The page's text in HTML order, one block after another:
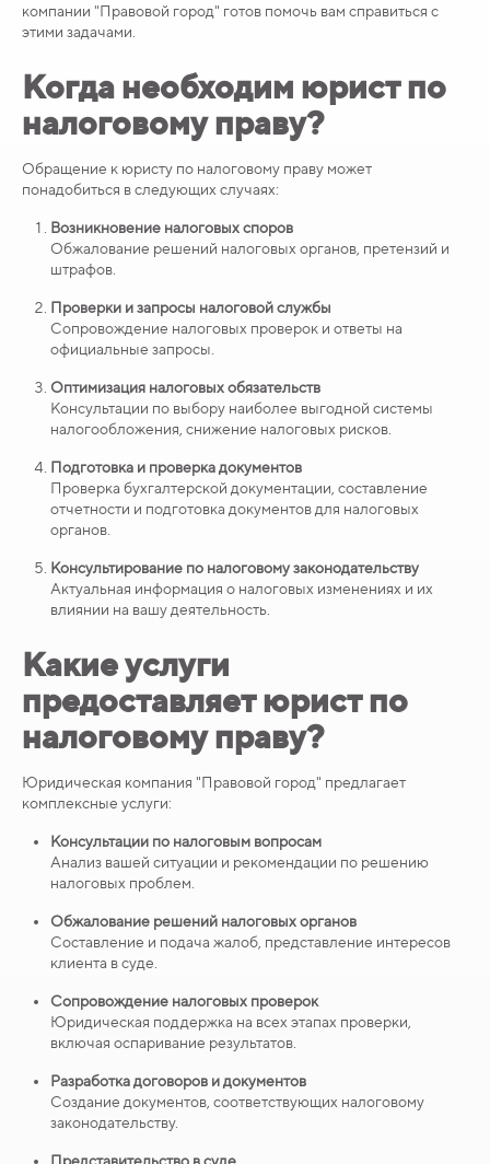
компании "Правовой город" готов помочь вам справиться с
этими задачами.
Когда необходим юрист по
налоговому праву?
Обращение к юристу по налоговому праву может
понадобиться в следующих случаях:
Возникновение налоговых споров
Обжалование решений налоговых органов, претензий и
штрафов.
Проверки и запросы налоговой службы
Сопровождение налоговых проверок и ответы на
официальные запросы.
Оптимизация налоговых обязательств
Консультации по выбору наиболее выгодной системы
налогообложения, снижение налоговых рисков.
Подготовка и проверка документов
Проверка бухгалтерской документации, составление
отчетности и подготовка документов для налоговых
органов.
Консультирование по налоговому законодательству
Актуальная информация о налоговых изменениях и их
влиянии на вашу деятельность.
Какие услуги
предоставляет юрист по
налоговому праву?
Юридическая компания "Правовой город" предлагает
комплексные услуги:
Консультации по налоговым вопросам
Анализ вашей ситуации и рекомендации по решению
налоговых проблем.
Обжалование решений налоговых органов
Составление и подача жалоб, представление интересов
клиента в суде.
Сопровождение налоговых проверок
Юридическая поддержка на всех этапах проверки,
включая оспаривание результатов.
Разработка договоров и документов
Создание документов, соответствующих налоговому
законодательству.